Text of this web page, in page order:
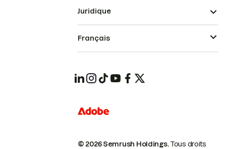
© 2026 Semrush Holdings.Tous droits
Juridique
Français